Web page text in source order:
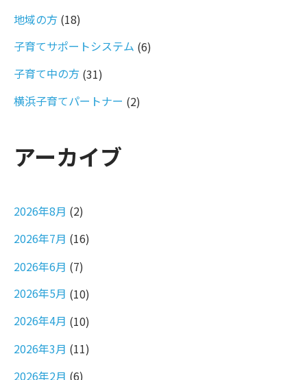
地域の方 (18)
子育てサポートシステム (6)
子育て中の方 (31)
横浜子育てパートナー (2)
アーカイブ
2026年8月 (2)
2026年7月 (16)
2026年6月 (7)
2026年5月 (10)
2026年4月 (10)
2026年3月 (11)
2026年2月 (6)